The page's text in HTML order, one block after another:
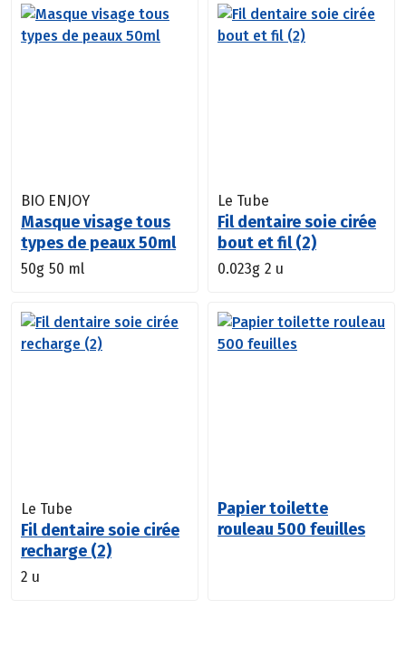
BIO ENJOY
Masque visage tous
types de peaux 50ml
50g 50 ml
Le Tube
Fil dentaire soie cirée
bout et fil (2)
0.023g 2 u
Le Tube
Fil dentaire soie cirée
recharge (2)
2 u
Papier toilette
rouleau 500 feuilles